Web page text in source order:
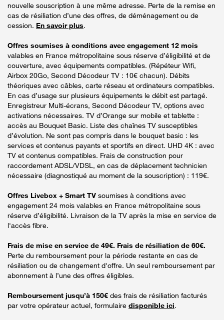
nouvelle souscription à une même adresse. Perte de la remise en
cas de résiliation d’une des offres, de déménagement ou de
cession. En savoir plus.
Offres soumises à conditions avec engagement 12 mois
valables en France métropolitaine sous réserve d’éligibilité et de
couverture, avec équipements compatibles. (Répéteur Wifi,
Airbox 20Go, Second Décodeur TV : 10€ chacun). Débits
théoriques avec câbles, carte réseau et ordinateurs compatibles.
En cas d’usage sur plusieurs équipements le débit est partagé.
Enregistreur Multi-écrans, Second Décodeur TV, options avec
activations nécessaires. TV d’Orange sur mobile et tablette :
accès au Bouquet Basic. Liste des chaînes TV susceptibles
d’évolution. Ne sont pas compris dans le bouquet basic : les
services et contenus payants et sportifs en direct. UHD 4K : avec
TV et contenus compatibles. Frais de construction pour
raccordement ADSL/VDSL, en cas de déplacement technicien
nécessaire (diagnostiqué au moment de la souscription) : 119€.
Offres Livebox + Smart TV soumises à conditions avec
engagement 24 mois valables en France métropolitaine sous
réserve d’éligibilité. Livraison de la TV après la mise en service de
l'accès fibre.
Frais de mise en service de 49€. Frais de résiliation de 60€.
Perte du remboursement pour la période restante en cas de
résiliation ou de changement d'offre. Un seul remboursement par
abonnement à l’une des offres éligibles.
Remboursement jusqu’à 150€ des frais de résiliation facturés
par votre opérateur actuel, formulaire disponible ici.